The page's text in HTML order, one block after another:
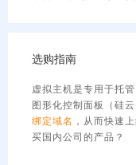
选购指南
虚拟主机是专用于托
图形化控制面板（硅
绑定域名 ，从而快速
买国内公司的产品？